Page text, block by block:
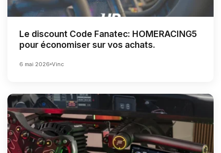
Le discount Code Fanatec: HOMERACING5
pour économiser sur vos achats.
6 mai 2026 Vinc